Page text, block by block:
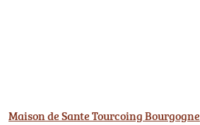
Maison de Sante Tourcoing Bourgogne